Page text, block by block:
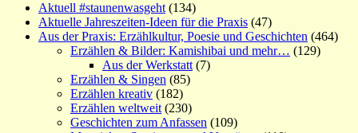
Aktuell #staunenwasgeht(134)
Aktuelle Jahreszeiten-Ideen für die Praxis (47)
Aus der Praxis: Erzählkultur, Poesie und Geschichten (464)
Erzählen & Bilder: Kamishibai und mehr… (129)
Aus der Werkstatt(7)
Erzählen & Singen (85)
Erzählen kreativ (182)
Erzählen weltweit(230)
Geschichten zum Anfassen (109)